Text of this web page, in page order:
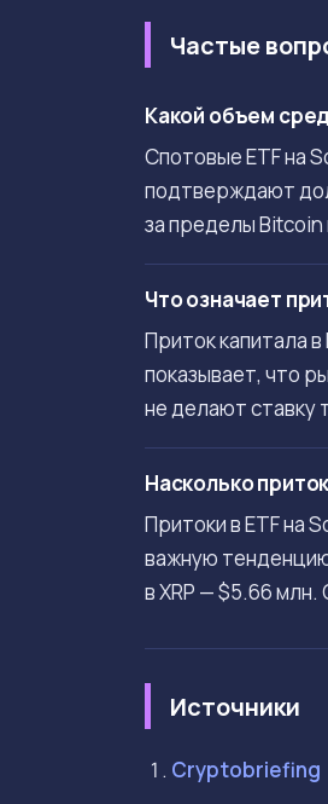
Частые
Какой объем
Спотовые ETF на
подтверждают
за пределы Bitcoin
Что означает
Приток капитала
показывает, что
не делают ставку
Насколько
Притоки в ETF на
важную тенденцию
в XRP — $5.66
Источники
Cryptobriefing